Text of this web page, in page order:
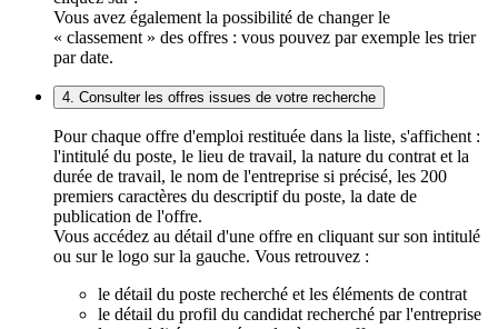
Vous avez également la possibilité de changer le
« classement » des offres : vous pouvez par exemple les trier
par date.
4. Consulter les offres issues de votre recherche
Pour chaque offre d'emploi restituée dans la liste, s'affichent :
l'intitulé du poste, le lieu de travail, la nature du contrat et la
durée de travail, le nom de l'entreprise si précisé, les 200
premiers caractères du descriptif du poste, la date de
publication de l'offre.
Vous accédez au détail d'une offre en cliquant sur son intitulé
ou sur le logo sur la gauche. Vous retrouvez :
le détail du poste recherché et les éléments de contrat
le détail du profil du candidat recherché par l'entreprise